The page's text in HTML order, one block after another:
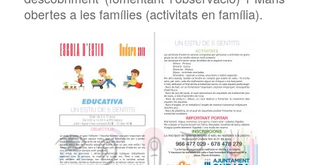
obertes a les famílies (activitats en família).